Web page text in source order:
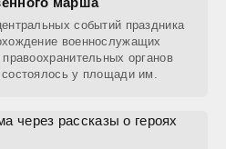
событий праздника
военнослужащих
органов
у площади им.